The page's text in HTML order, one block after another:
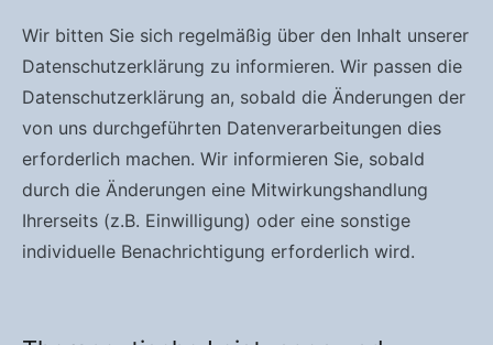
Wir bitten Sie sich regelmäßig über den Inhalt unserer
Datenschutzerklärung zu informieren. Wir passen die
Datenschutzerklärung an, sobald die Änderungen der
von uns durchgeführten Datenverarbeitungen dies
erforderlich machen. Wir informieren Sie, sobald
durch die Änderungen eine Mitwirkungshandlung
Ihrerseits (z.B. Einwilligung) oder eine sonstige
individuelle Benachrichtigung erforderlich wird.